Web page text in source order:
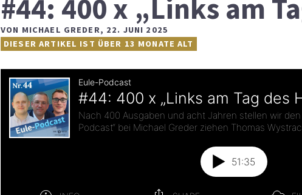
#44: 400 x „Links am
VON MICHAEL GREDER, 22. JUNI 2025
DIESER ARTIKEL IST ÜBER 13 MONATE ALT